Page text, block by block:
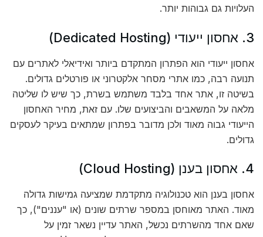
העלויות גם גבוהות יותר.
3. אחסון ייעודי (Dedicated Hosting)
אחסון ייעודי הוא הפתרון המתקדם ביותר ואידיאלי לאתרים עם
תנועה רבה, כמו אתרי מסחר אלקטרוני או פורטלים גדולים.
בשיטה זו, אתר אחד בלבד משתמש בשרת, כך שיש לו שליטה
מלאה על המשאבים והביצועים שלו. עם זאת, מחיר האחסון
הייעודי גבוה מאוד ולכן מדובר בפתרון שמתאים בעיקר לעסקים
גדולים.
4. אחסון בענן (Cloud Hosting)
אחסון בענן הוא טכנולוגיה מתקדמת שמציעה גמישות גדולה
מאוד. האתר מאוחסן במספר שרתים שונים (או "עננים"), כך
שאם אחד מהשרתים נכשל, האתר עדיין נשאר זמין על